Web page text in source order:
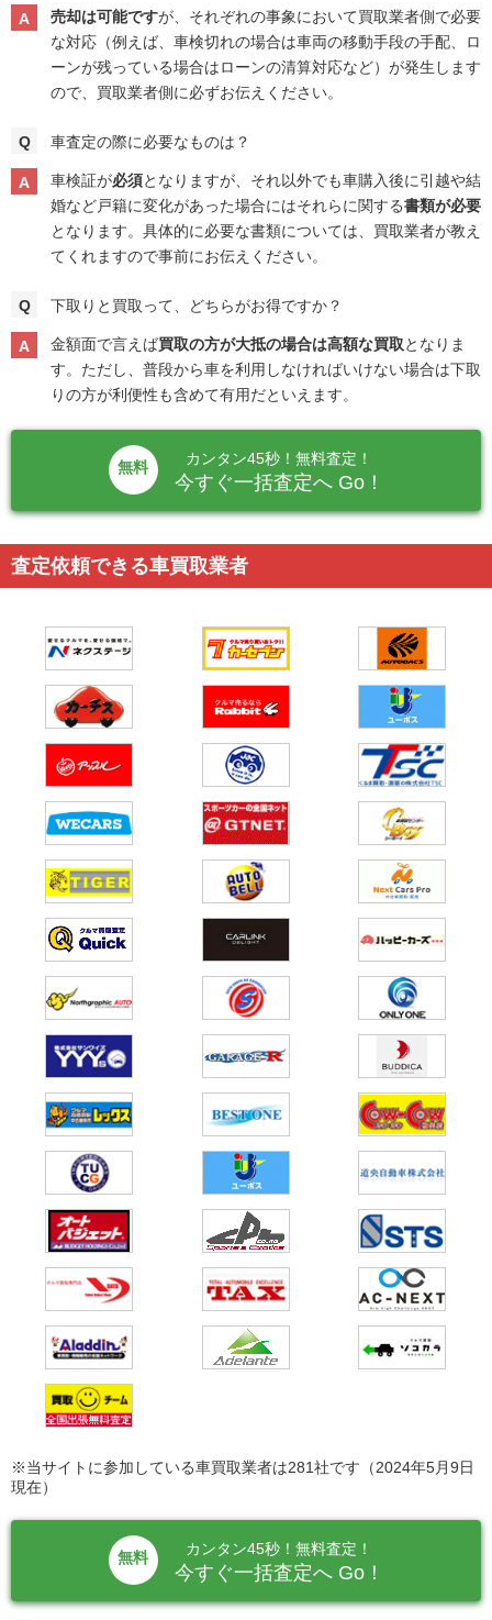
売却は可能ですが、それぞれの事象において買取業者側で必要
な対応（例えば、車検切れの場合は車両の移動手段の手配、ロ
ーンが残っている場合はローンの清算対応など）が発生します
ので、買取業者側に必ずお伝えください。
車査定の際に必要なものは？
車検証が必須となりますが、それ以外でも車購入後に引越や結
婚など戸籍に変化があった場合にはそれらに関する書類が必要
となります。具体的に必要な書類については、買取業者が教え
てくれますので事前にお伝えください。
下取りと買取って、どちらがお得ですか？
金額面で言えば買取の方が大抵の場合は高額な買取となりま
す。ただし、普段から車を利用しなければいけない場合は下取
りの方が利便性も含めて有用だといえます。
無料
カンタン45秒！無料査定！
今すぐ一括査定へ Go！
査定依頼できる車買取業者
※当サイトに参加している車買取業者は281社です（2024年5月9日
現在）
無料
カンタン45秒！無料査定！
今すぐ一括査定へ Go！